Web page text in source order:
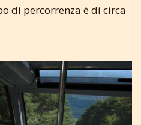
di percorrenza è di circa